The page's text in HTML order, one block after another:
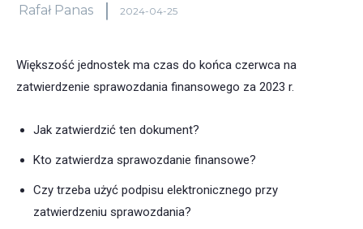
Rafał Panas 2024-04-25
Większość jednostek ma czas do końca czerwca na
zatwierdzenie sprawozdania finansowego za 2023 r.
Jak zatwierdzić ten dokument?
Kto zatwierdza sprawozdanie finansowe?
Czy trzeba użyć podpisu elektronicznego przy
zatwierdzeniu sprawozdania?